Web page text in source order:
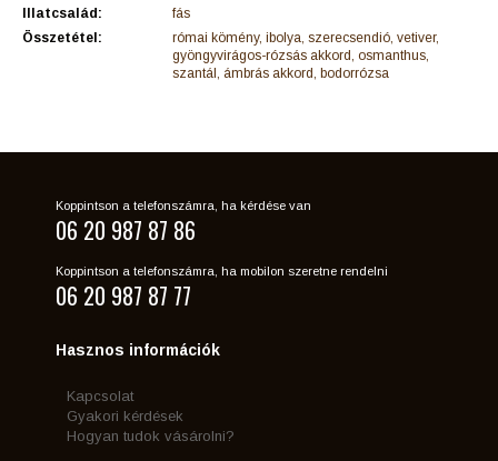
Illatcsalád:
fás
Összetétel:
római kömény, ibolya, szerecsendió, vetiver,
gyöngyvirágos-rózsás akkord, osmanthus,
szantál, ámbrás akkord, bodorrózsa
Koppintson a telefonszámra, ha kérdése van
06 20 987 87 86
Koppintson a telefonszámra, ha mobilon szeretne rendelni
06 20 987 87 77
Hasznos információk
Kapcsolat
Gyakori kérdések
Hogyan tudok vásárolni?